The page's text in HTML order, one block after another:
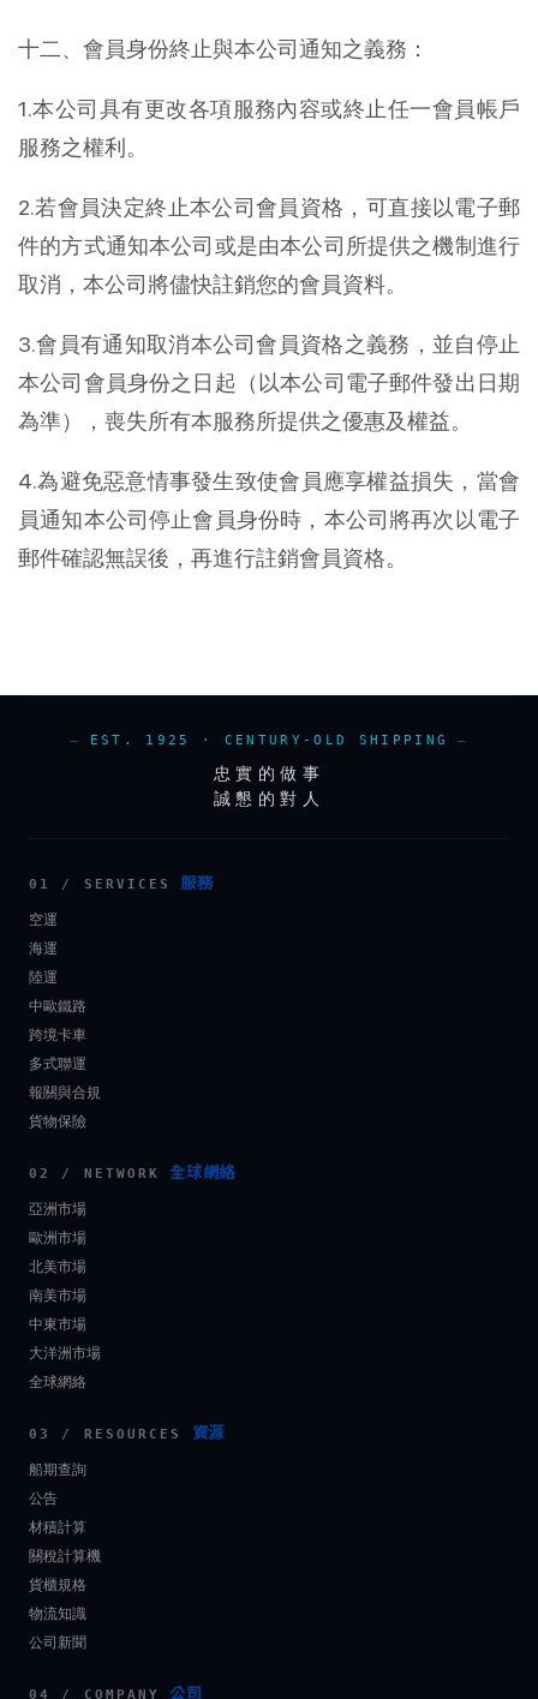
十二、會員身份終止與本公司通知之義務：
1.本公司具有更改各項服務內容或終止任一會員帳戶
服務之權利。
2.若會員決定終止本公司會員資格，可直接以電子郵
件的方式通知本公司或是由本公司所提供之機制進行
取消，本公司將儘快註銷您的會員資料。
3.會員有通知取消本公司會員資格之義務，並自停止
本公司會員身份之日起（以本公司電子郵件發出日期
為準），喪失所有本服務所提供之優惠及權益。
4.為避免惡意情事發生致使會員應享權益損失，當會
員通知本公司停止會員身份時，本公司將再次以電子
郵件確認無誤後，再進行註銷會員資格。
EST. 1925 · CENTURY-OLD SHIPPING
忠實的做事
誠懇的對人
01 / SERVICES 服務
空運
海運
陸運
中歐鐵路
跨境卡車
多式聯運
報關與合規
貨物保險
02 / NETWORK 全球網絡
亞洲市場
歐洲市場
北美市場
南美市場
中東市場
大洋洲市場
全球網絡
03 / RESOURCES 資源
船期查詢
公告
材積計算
關稅計算機
貨櫃規格
物流知識
公司新聞
04 / COMPANY 公司